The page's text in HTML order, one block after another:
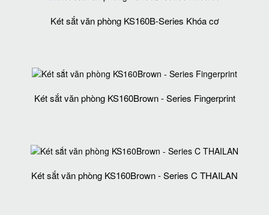
Két sắt văn phòng KS160B-Series Khóa cơ
Két sắt văn phòng KS160Brown - Series Fingerprint
Két sắt văn phòng KS160Brown - Series C THAILAN